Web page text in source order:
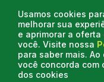
Usamos cookies
melhorar sua
e aprimorar a
você. Visite nossa
para saber mais.
você concorda com
dos cookies
E.C Bahia